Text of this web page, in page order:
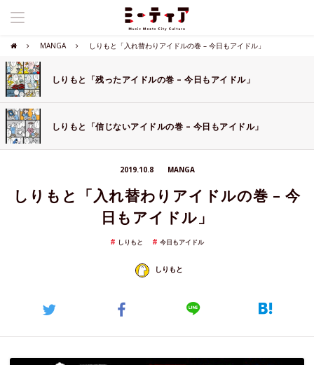
MANGA しりもと「入れ替わりアイドルの巻 – 今日もアイドル」
しりもと「残ったアイドルの巻 – 今日もアイドル」
しりもと「信じないアイドルの巻 – 今日もアイドル」
2019.10.8 MANGA
しりもと「入れ替わりアイドルの巻 – 今
日もアイドル」
しりもと 今日もアイドル
しりもと